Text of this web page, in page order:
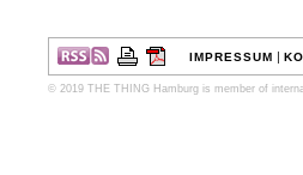
IMPRESSUM |
© 2019 THE THING Hamburg is member of